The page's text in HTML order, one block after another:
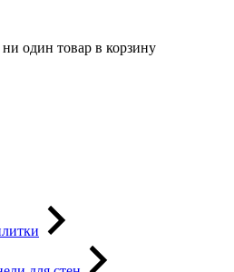
один товар в корзину